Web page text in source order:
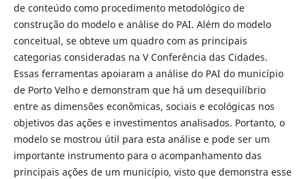
de conteúdo como procedimento metodológico de
construção do modelo e análise do PAI. Além do modelo
conceitual, se obteve um quadro com as principais
categorias consideradas na V Conferência das Cidades.
Essas ferramentas apoiaram a análise do PAI do município
de Porto Velho e demonstram que há um desequilíbrio
entre as dimensões econômicas, sociais e ecológicas nos
objetivos das ações e investimentos analisados. Portanto, o
modelo se mostrou útil para esta análise e pode ser um
importante instrumento para o acompanhamento das
principais ações de um município, visto que demonstra esse